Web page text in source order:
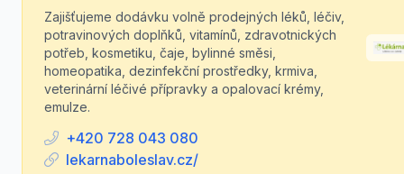
Zajišťujeme dodávku volně prodejných léků, léčiv,
potravinových doplňků, vitamínů, zdravotnických
potřeb, kosmetiku, čaje, bylinné směsi,
homeopatika, dezinfekční prostředky, krmiva,
veterinární léčivé přípravky a opalovací krémy,
emulze.
+420 728 043 080
lekarnaboleslav.cz/